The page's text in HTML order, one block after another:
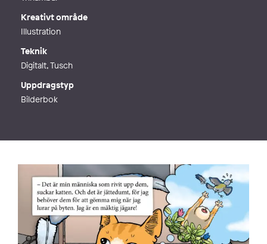
Kreativt område
Illustration
Teknik
Digitalt, Tusch
Uppdragstyp
Bilderbok